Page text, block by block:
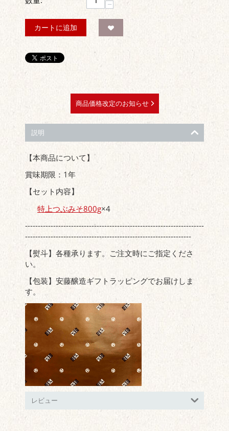
−
カートに追加
商品価格改定のお知らせ
説明
【本商品について】
賞味期限：1年
【セット内容】
特上つぶみそ800g×4
----------------------------------------------------------------------
-----------------------------------------------------------------
【熨斗】各種承ります。ご注文時にご指定くださ
い。
【包装】安藤醸造ギフトラッピングでお届けしま
す。
レビュー